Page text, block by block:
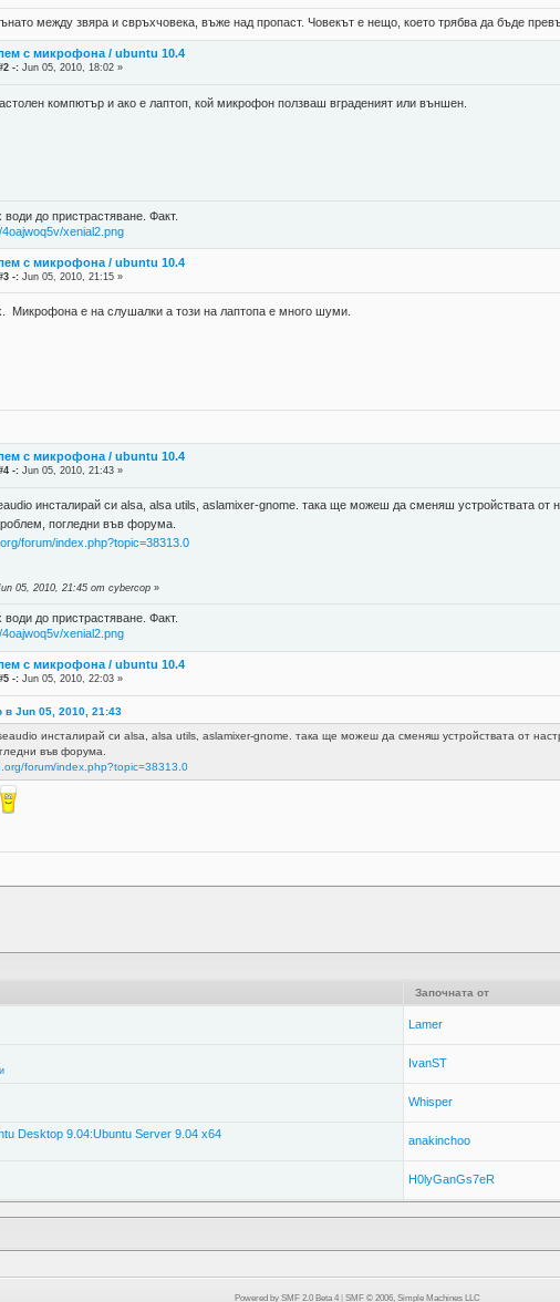
между звяра и свръхчовека, въже над пропаст. Човекът е нещо, което трябва да бъде
с микрофона / ubuntu 10.4
-: Jun 05, 2010, 18:02 »
компютър и ако е лаптоп, кой микрофон ползваш вграденият или външен.
до пристрастяване. Факт.
xenial2.png
с микрофона / ubuntu 10.4
-: Jun 05, 2010, 21:15 »
Микрофона е на слушалки а този на лаптопа е много шуми.
с микрофона / ubuntu 10.4
-: Jun 05, 2010, 21:43 »
инсталирай си alsa, alsa utils, aslamixer-gnome. така ще можеш да сменяш устройствата
погледни във форума.
forum/index.php?topic=38313.0
05, 2010, 21:45 от cybercop »
води до пристрастяване. Факт.
xenial2.png
с микрофона / ubuntu 10.4
-: Jun 05, 2010, 22:03 »
в Jun 05, 2010, 21:43
инсталирай си alsa, alsa utils, aslamixer-gnome. така ще можеш да сменяш устройствата от
във форума.
forum/index.php?topic=38313.0
Започната от
Lamer
IvanST
Whisper
Desktop 9.04:Ubuntu Server 9.04 x64 anakinchoo
H0lyGanGs7eR
Powered by SMF 2.0 Beta 4 SMF © 2006, Simple Machines LLC